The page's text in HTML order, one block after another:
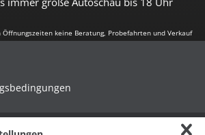
keine Beratung, Probefahrten und Verkauf